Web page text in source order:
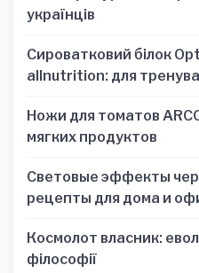
українців
Сироватковий білок
allnutrition: для
Ножи для томатов
мягких продуктов
Световые эффекты
рецепты для дома и
Космолот власник:
філософії